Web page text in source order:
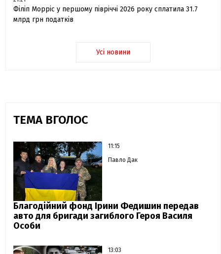
Філіп Морріс у першому півріччі 2026 року сплатила 31.7
млрд грн податків
Усі новини
ТЕМА ВГОЛОС
11:15
Павло Дак
Благодійний фонд Ірини Федишин передав
авто для бригади загиблого Героя Василя
Особи
13:03